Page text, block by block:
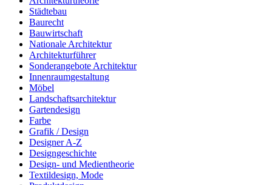
Städtebau
Baurecht
Bauwirtschaft
Nationale Architektur
Architekturführer
Sonderangebote Architektur
Innenraumgestaltung
Möbel
Landschaftsarchitektur
Gartendesign
Farbe
Grafik / Design
Designer A-Z
Designgeschichte
Design- und Medientheorie
Textildesign, Mode